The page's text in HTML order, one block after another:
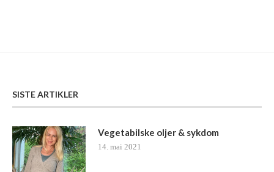
SISTE ARTIKLER
Vegetabilske oljer & sykdom
14. mai 2021